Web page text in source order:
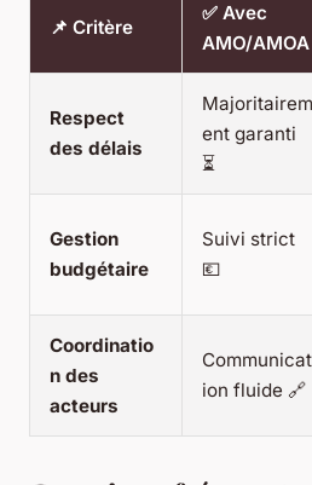
📌 Critère
✅ Avec
AMO/AMOA
Respect
des délais
Majoritairem
ent garanti
⏳
Gestion
budgétaire
Suivi strict
💶
Coordinatio
n des
acteurs
Communicat
ion fluide 🔗